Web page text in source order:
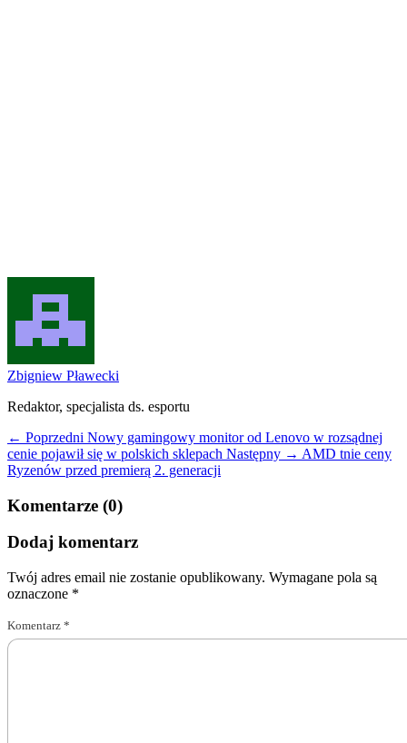
Zbigniew Pławecki
Redaktor, specjalista ds. esportu
← Poprzedni Nowy gamingowy monitor od Lenovo w rozsądnej
cenie pojawił się w polskich sklepach Następny → AMD tnie ceny
Ryzenów przed premierą 2. generacji
Komentarze (0)
Dodaj komentarz
Twój adres email nie zostanie opublikowany. Wymagane pola są
oznaczone *
Komentarz *